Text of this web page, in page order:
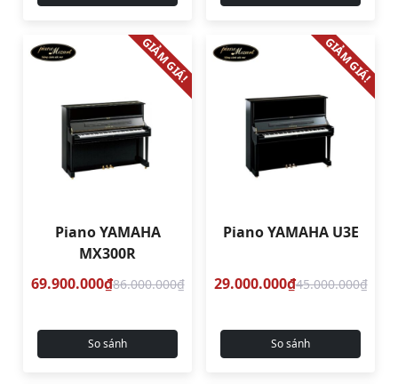
GIẢM GIÁ!
Piano YAMAHA
MX300R
69.900.000₫86.000.000₫
So sánh
GIẢM GIÁ!
Piano YAMAHA U3E
29.000.000₫45.000.000₫
So sánh